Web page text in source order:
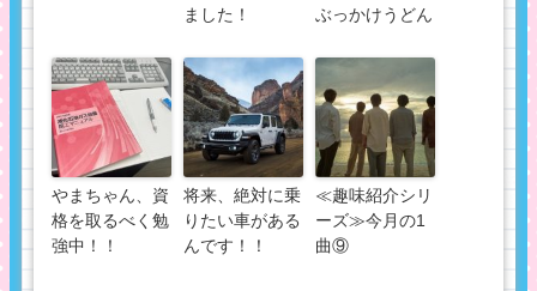
ました！
ぶっかけうどん
やまちゃん、資
格を取るべく勉
強中！！
将来、絶対に乗
りたい車がある
んです！！
≪趣味紹介シリ
ーズ≫今月の1
曲⑨